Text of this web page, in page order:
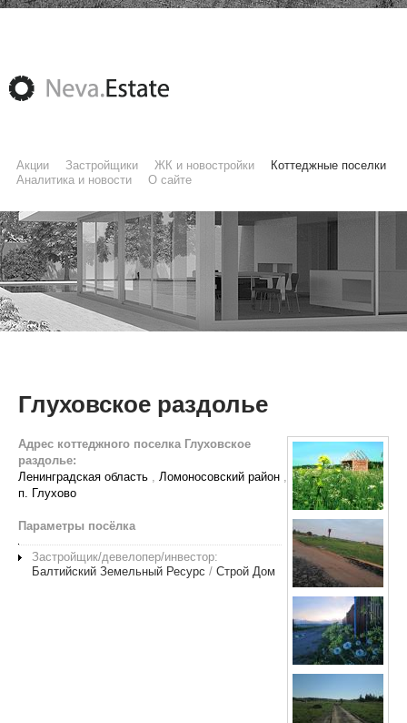
Акции Застройщики ЖК и новостройки
Коттеджные поселки
Аналитика и новости
О сайте
Глуховское раздолье
Адрес коттеджного поселка Глуховское
раздолье:
Ленинградская область , Ломоносовский район ,
п. Глухово
Параметры посёлка
Застройщик/девелопер/инвестор:
Балтийский Земельный Ресурс / Строй Дом